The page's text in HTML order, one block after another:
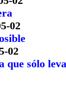
02
02
sólo